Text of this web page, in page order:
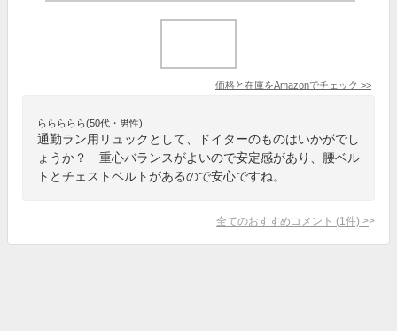
価格と在庫をAmazonでチェック >>
ららららら(50代・男性)
通勤ラン用リュックとして、ドイターのものはいかがでし
ょうか？ 重心バランスがよいので安定感があり、腰ベル
トとチェストベルトがあるので安心ですね。
全てのおすすめコメント (1 件) >